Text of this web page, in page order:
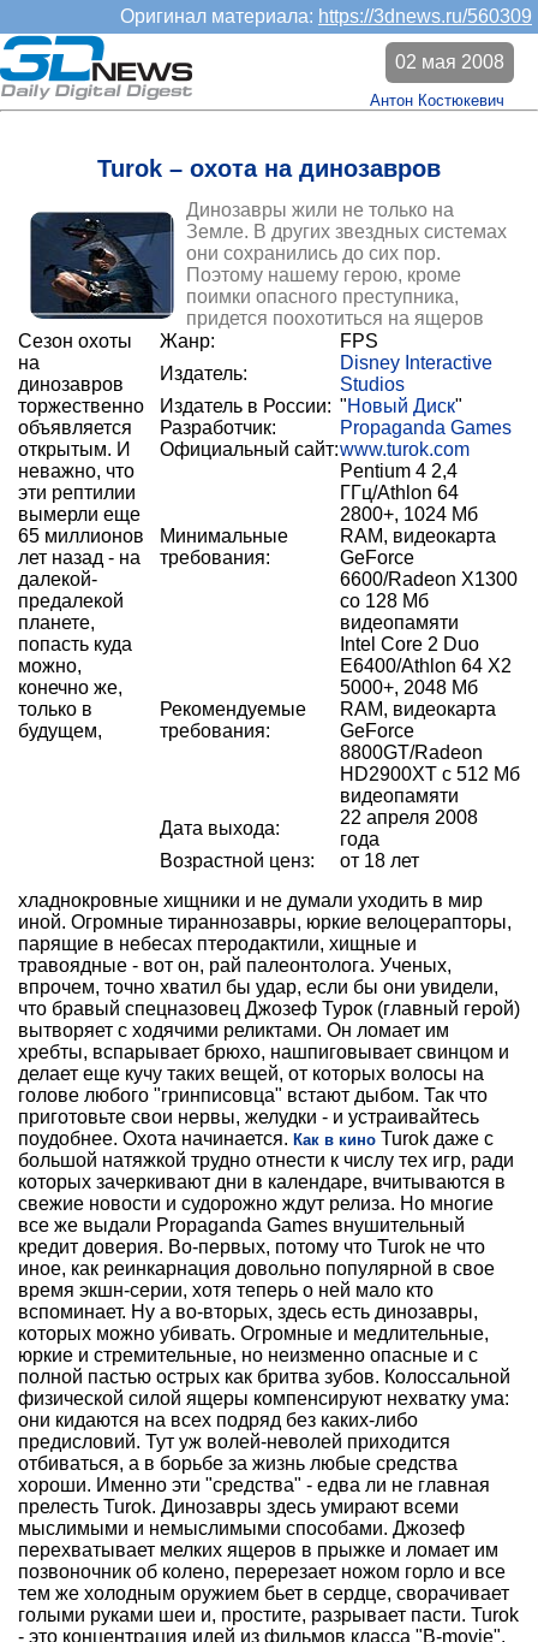
Оригинал материала: https://3dnews.ru/560309
Turok – охота на динозавров
Динозавры жили не только на
Земле. В других звездных системах
они сохранились до сих пор.
Поэтому нашему герою, кроме
поимки опасного преступника,
придется поохотиться на ящеров
02 мая 2008
Антон Костюкевич
Жанр:
FPS
Издатель:
Disney Interactive
Studios
Издатель в России: "Новый Диск"
Разработчик:
Propaganda Games
Официальный сайт:www.turok.com
Минимальные
требования:
Pentium 4 2,4
ГГц/Athlon 64
2800+, 1024 Мб
RAM, видеокарта
GeForce
6600/Radeon X1300
со 128 Мб
видеопамяти
Рекомендуемые
требования:
Intel Core 2 Duo
E6400/Athlon 64 X2
5000+, 2048 Мб
RAM, видеокарта
GeForce
8800GT/Radeon
HD2900XT с 512 Мб
видеопамяти
Дата выхода:
22 апреля 2008
года
Возрастной ценз:
от 18 лет
Сезон охоты
на
динозавров
торжественно
объявляется
открытым. И
неважно, что
эти рептилии
вымерли еще
65 миллионов
лет назад - на
далекой-
предалекой
планете,
попасть куда
можно,
конечно же,
только в
будущем,
хладнокровные хищники и не думали уходить в мир
иной. Огромные тираннозавры, юркие велоцерапторы,
парящие в небесах птеродактили, хищные и
травоядные - вот он, рай палеонтолога. Ученых,
впрочем, точно хватил бы удар, если бы они увидели,
что бравый спецназовец Джозеф Турок (главный герой)
вытворяет с ходячими реликтами. Он ломает им
хребты, вспарывает брюхо, нашпиговывает свинцом и
делает еще кучу таких вещей, от которых волосы на
голове любого "гринписовца" встают дыбом. Так что
приготовьте свои нервы, желудки - и устраивайтесь
поудобнее. Охота начинается. Как в кино Turok даже с
большой натяжкой трудно отнести к числу тех игр, ради
которых зачеркивают дни в календаре, вчитываются в
свежие новости и судорожно ждут релиза. Но многие
все же выдали Propaganda Games внушительный
кредит доверия. Во-первых, потому что Turok не что
иное, как реинкарнация довольно популярной в свое
время экшн-серии, хотя теперь о ней мало кто
вспоминает. Ну а во-вторых, здесь есть динозавры,
которых можно убивать. Огромные и медлительные,
юркие и стремительные, но неизменно опасные и с
полной пастью острых как бритва зубов. Колоссальной
физической силой ящеры компенсируют нехватку ума:
они кидаются на всех подряд без каких-либо
предисловий. Тут уж волей-неволей приходится
отбиваться, а в борьбе за жизнь любые средства
хороши. Именно эти "средства" - едва ли не главная
прелесть Turok. Динозавры здесь умирают всеми
мыслимыми и немыслимыми способами. Джозеф
перехватывает мелких ящеров в прыжке и ломает им
позвоночник об колено, перерезает ножом горло и все
тем же холодным оружием бьет в сердце, сворачивает
голыми руками шеи и, простите, разрывает пасти. Turok
- это концентрация идей из фильмов класса "B-movie",